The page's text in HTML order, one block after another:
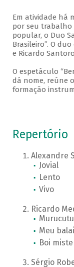
Em atividade há
por seu
popular, o Duo
Brasileiro”. O
e Ricardo
O espetáculo
dá nome, reúne
formação
Repertório
Alexandre
Jovial
Lento
Vivo
Ricardo
Meu
Boi
Sérgio